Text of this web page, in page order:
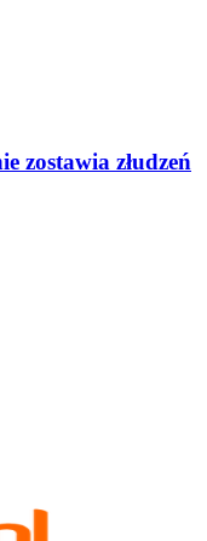
zostawia złudzeń